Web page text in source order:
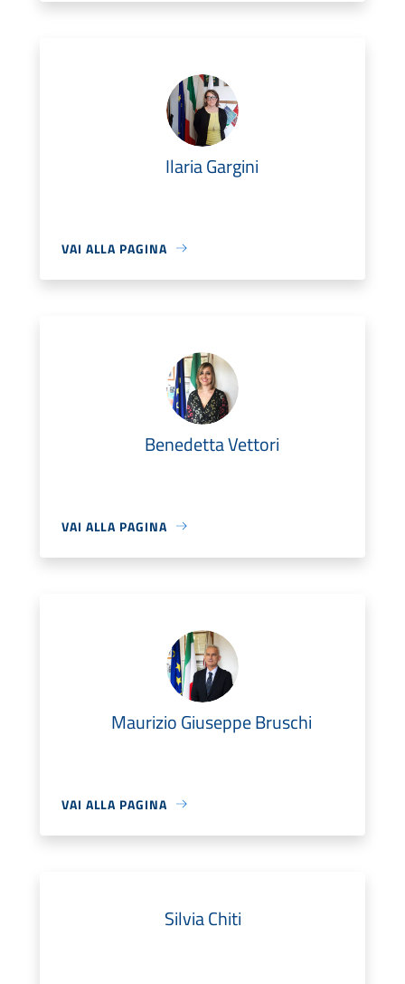
Ilaria Gargini
VAI ALLA PAGINA
Benedetta Vettori
VAI ALLA PAGINA
Maurizio Giuseppe Bruschi
VAI ALLA PAGINA
Silvia Chiti